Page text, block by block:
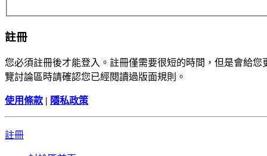
註冊
您必須註冊後才能登入。註冊僅需要很短的時間，但是會給
覽討論區時請確認您已經閱讀過版面規則。
使用條款 | 隱私政策
註冊